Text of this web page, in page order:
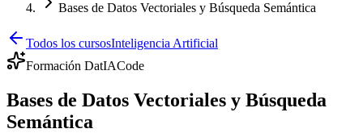
Bases de Datos Vectoriales y Búsqueda Semántica
Todos los cursosInteligencia Artificial
Formación DatIACode
Bases de Datos Vectoriales y Búsqueda
Semántica